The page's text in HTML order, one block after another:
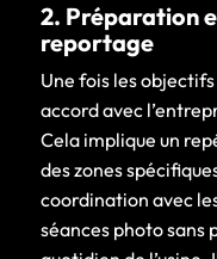
2. Préparation
reportage
Une fois les
accord avec
Cela implique un
des zones
coordination avec
séances photo